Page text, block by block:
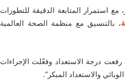
استمرار المتابعة الدقيقة للتطورات
، بالتنسيق مع منظمة الصحة العالمية
درجة الاستعداد وفعّلت الإجراءات
والاستعداد المبكر”.